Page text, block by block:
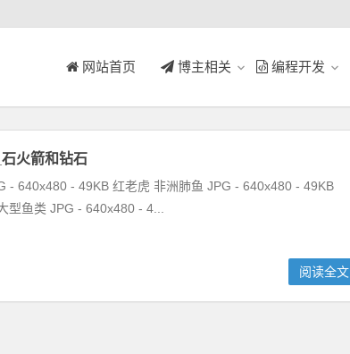
网站首页 博主相关 编程开发
火箭和钻石
- 640x480 - 49KB 红老虎 非洲肺鱼 JPG - 640x480 - 49KB
型鱼类 JPG - 640x480 - 4...
阅读全文